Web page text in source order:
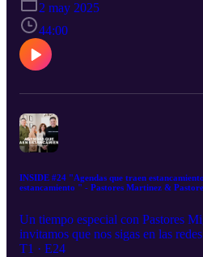
2 may 2025
44:00
INSIDE #24 "Agendas que traen estancamiento " - INSIDE #24 "Agendas que
estancamiento " - Pastores Martinez &
Un tiempo especial con Pastores
invitamos que nos sigas en las
@pastorjosedanielmartinez
T1 · E24